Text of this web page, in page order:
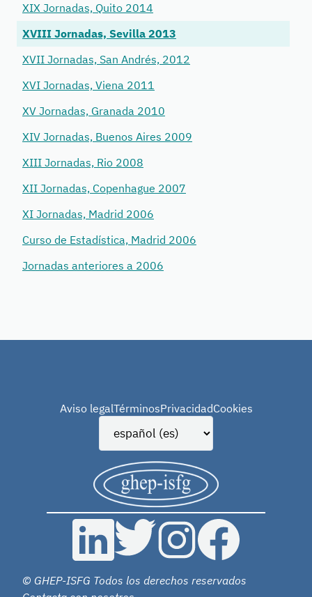
XIX Jornadas, Quito 2014
XVIII Jornadas, Sevilla 2013
XVII Jornadas, San Andrés, 2012
XVI Jornadas, Viena 2011
XV Jornadas, Granada 2010
XIV Jornadas, Buenos Aires 2009
XIII Jornadas, Rio 2008
XII Jornadas, Copenhague 2007
XI Jornadas, Madrid 2006
Curso de Estadística, Madrid 2006
Jornadas anteriores a 2006
Aviso legalTérminosPrivacidadCookies
© GHEP-ISFG Todos los derechos reservados